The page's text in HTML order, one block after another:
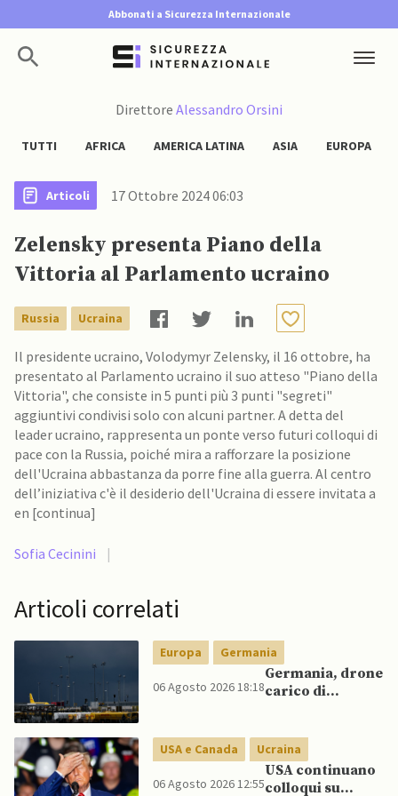
Abbonati a Sicurezza Internazionale
Direttore Alessandro Orsini
TUTTI AFRICA AMERICA LATINA ASIA EUROPA
Articoli 17 Ottobre 2024 06:03
￼Zelensky presenta Piano della
Vittoria al Parlamento ucraino
Russia Ucraina
Il presidente ucraino, Volodymyr Zelensky, il 16 ottobre, ha
presentato al Parlamento ucraino il suo atteso "Piano della
Vittoria", che consiste in 5 punti più 3 punti "segreti"
aggiuntivi condivisi solo con alcuni partner. A detta del
leader ucraino, rappresenta un ponte verso futuri colloqui di
pace con la Russia, poiché mira a rafforzare la posizione
dell'Ucraina abbastanza da porre fine alla guerra. Al centro
dell’iniziativa c'è il desiderio dell'Ucraina di essere invitata a
en [continua]
Sofia Cecinini |
Articoli correlati
Europa Germania
06 Agosto 2026 18:18
Germania, drone
carico di
Interno:
“Potrebbe
esserci dietro un
USA e Canada Ucraina
06 Agosto 2026 12:55
USA continuano
colloqui su